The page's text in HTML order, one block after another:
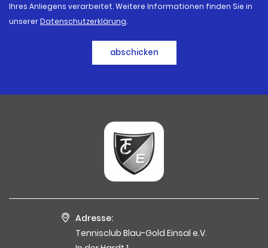
Ihres Anliegens verarbeitet. Weitere Informationen finden Sie in
unsererDatenschutzerklärung.
abschicken
Adresse:
Tennisclub Blau-Gold Einsal e.V.